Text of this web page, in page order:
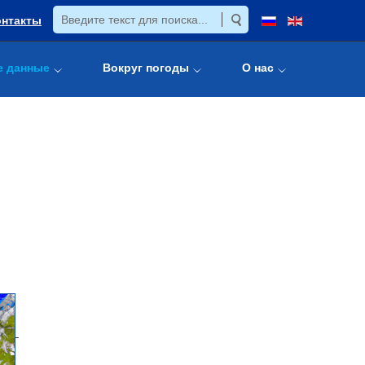
данные Вокруг погоды О нас